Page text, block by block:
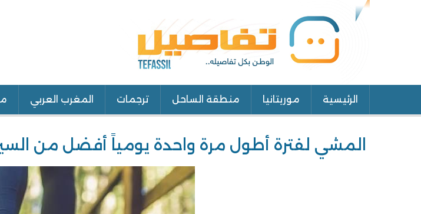
Mainالرئيسية موريتانيا منطقة الساحل ترجمات المغرب العربي
المشي لفترة أطول مرة واحدة يومياً أفضل من